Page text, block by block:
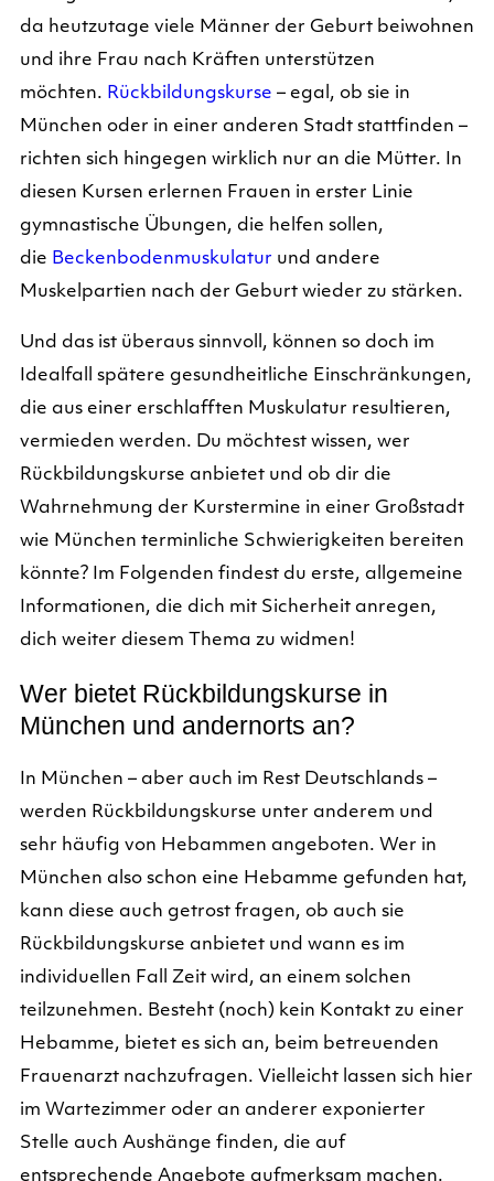
da heutzutage viele Männer der Geburt beiwohnen
und ihre Frau nach Kräften unterstützen
möchten. Rückbildungskurse – egal, ob sie in
München oder in einer anderen Stadt stattfinden –
richten sich hingegen wirklich nur an die Mütter. In
diesen Kursen erlernen Frauen in erster Linie
gymnastische Übungen, die helfen sollen,
die Beckenbodenmuskulatur und andere
Muskelpartien nach der Geburt wieder zu stärken.
Und das ist überaus sinnvoll, können so doch im
Idealfall spätere gesundheitliche Einschränkungen,
die aus einer erschlafften Muskulatur resultieren,
vermieden werden. Du möchtest wissen, wer
Rückbildungskurse anbietet und ob dir die
Wahrnehmung der Kurstermine in einer Großstadt
wie München terminliche Schwierigkeiten bereiten
könnte? Im Folgenden findest du erste, allgemeine
Informationen, die dich mit Sicherheit anregen,
dich weiter diesem Thema zu widmen!
Wer bietet Rückbildungskurse in
München und andernorts an?
In München – aber auch im Rest Deutschlands –
werden Rückbildungskurse unter anderem und
sehr häufig von Hebammen angeboten. Wer in
München also schon eine Hebamme gefunden hat,
kann diese auch getrost fragen, ob auch sie
Rückbildungskurse anbietet und wann es im
individuellen Fall Zeit wird, an einem solchen
teilzunehmen. Besteht (noch) kein Kontakt zu einer
Hebamme, bietet es sich an, beim betreuenden
Frauenarzt nachzufragen. Vielleicht lassen sich hier
im Wartezimmer oder an anderer exponierter
Stelle auch Aushänge finden, die auf
entsprechende Angebote aufmerksam machen.